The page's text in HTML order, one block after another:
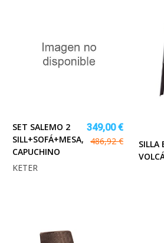
SET SALEMO 2
SILL+SOFÁ+MESA,
CAPUCHINO
349,00 €
486,92 €
KETER
SILLA